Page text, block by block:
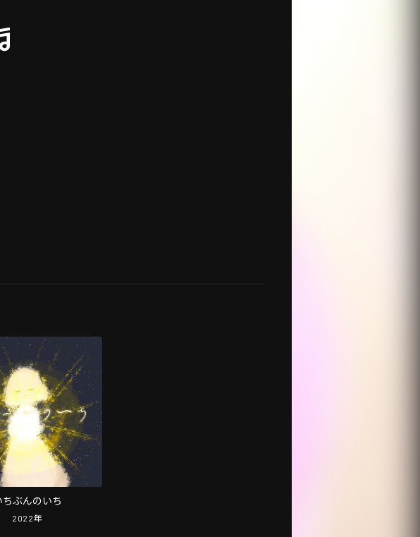
ちぶんのいち
2022年